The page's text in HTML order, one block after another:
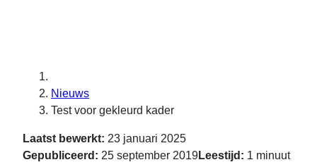
Nieuws
Test voor gekleurd kader
Laatst bewerkt: 23 januari 2025
Gepubliceerd: 25 september 2019Leestijd: 1 minuut